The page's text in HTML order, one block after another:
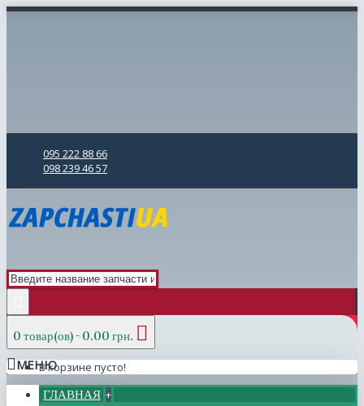
095 222 88 66
098 239 46 57
0 товар(ов) - 0.00 грн.
В корзине пусто!
МЕНЮ
ГЛАВНАЯ +